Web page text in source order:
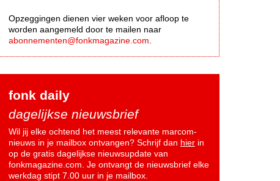
Opzeggingen dienen vier weken voor afloop te
worden aangemeld door te mailen naar
abonnementen@fonkmagazine.com
fonk daily
dagelijkse nieuwsbrief
Wil jij elke ochtend het meest relevante marcom-
nieuws in je mailbox ontvangen? Schrijf dan hier in
op de gratis dagelijkse nieuwsupdate van
fonkmagazine.com. Je ontvangt de nieuwsbrief elke
werkdag stipt 7.00 uur in je mailbox.